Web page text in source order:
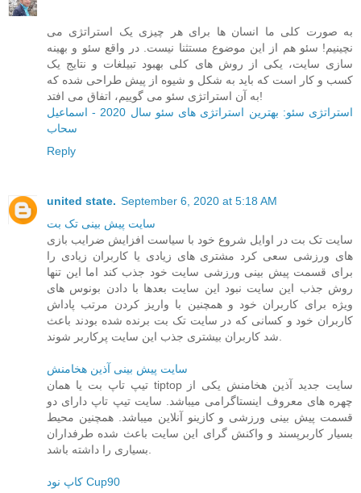
به صورت کلی ما انسان ها برای هر چیزی یک استراتژی می
نچینیم! سئو هم از این موضوع مستثنا نیست. در واقع سئو و بهینه
سازی سایت، یکی از روش های کلی بهبود تبیلغات و نتایج یک
کسب و کار است که باید به شکل و شیوه از پیش طراحی شده که
به آن استراتژی سئو می گوییم، اتفاق می افتد!
استراتژی سئو: بهترین استراتژی های سئو سال 2020 - اسماعیل
سحاب
Reply
united state. September 6, 2020 at 5:18 AM
سایت پیش بینی تک بت
سایت تک بت در اوایل شروع خود با سیاست افزایش ضرایب بازی
های ورزشی سعی کرد مشتری های زیادی یا کاربران زیادی را
برای قسمت پیش بینی ورزشی سایت خود جذب کند اما این تنها
روش جذب این سایت نبود این سایت بعدها با دادن بونوس های
ویژه برای کاربران خود و همچنین با واریز کردن مرتب پاداش
کاربران خود و کسانی که در سایت تک بت برنده شده بودند باعث
سایت پیش بینی آذین هخامنش
تیپ تاپ بت یا همان tiptop سایت جدید آذین هخامنش یکی از
چهره های معروف اینستاگرامی میباشد. سایت تیپ تاپ دارای دو
قسمت پیش بینی ورزشی و کازینو آنلاین میباشد. همچنین محیط
بسیار کاربرپسند و واکنش گرای این سایت باعث شده طرفداران
کاپ نود Cup90